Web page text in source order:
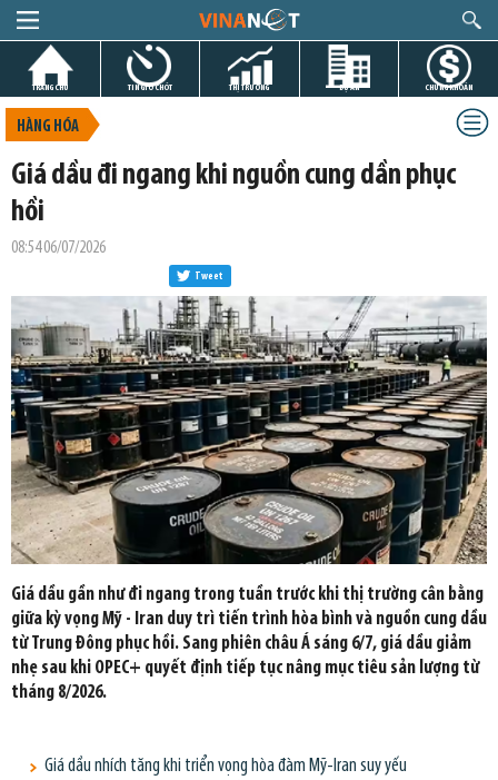
TRANG CHỦ TIN GIỜ CHÓT THỊ TRƯỜNG DỰ ÁN CHỨNG KHOÁN
HÀNG HÓA
Giá dầu đi ngang khi nguồn cung dần phục
hồi
08:54 06/07/2026
Tweet
Giá dầu gần như đi ngang trong tuần trước khi thị trường cân bằng
giữa kỳ vọng Mỹ - Iran duy trì tiến trình hòa bình và nguồn cung dầu
từ Trung Đông phục hồi. Sang phiên châu Á sáng 6/7, giá dầu giảm
nhẹ sau khi OPEC+ quyết định tiếp tục nâng mục tiêu sản lượng từ
tháng 8/2026.
Giá dầu nhích tăng khi triển vọng hòa đàm Mỹ-Iran suy yếu